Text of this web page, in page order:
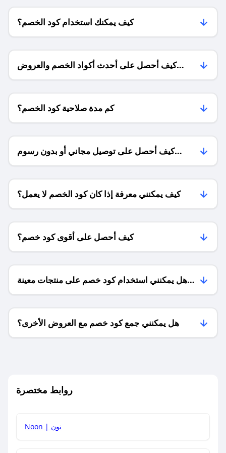
كيف يمكنك استخدام كود الخصم؟
كيف أحصل على أحدث أكواد الخصم والعروض
للمتاجر؟
كم مدة صلاحية كود الخصم؟
كيف أحصل على توصيل مجاني أو بدون رسوم
الشحن ؟
كيف يمكنني معرفة إذا كان كود الخصم لا يعمل؟
كيف أحصل على أقوى كود خصم؟
هل يمكنني استخدام كود خصم على منتجات معينة
فقط؟
هل يمكنني جمع كود خصم مع العروض الأخرى؟
روابط مختصرة
Noon | نون